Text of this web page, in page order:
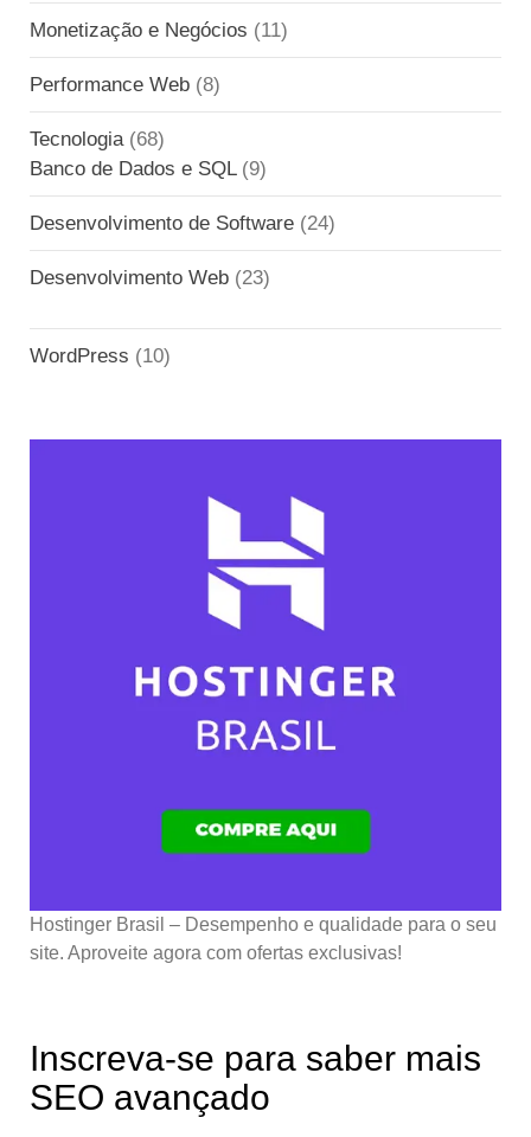
Monetização e Negócios (11)
Performance Web (8)
Tecnologia(68)
Banco de Dados e SQL(9)
Desenvolvimento de Software (24)
Desenvolvimento Web (23)
WordPress (10)
Hostinger Brasil – Desempenho e qualidade para o seu
site. Aproveite agora com ofertas exclusivas!
Inscreva-se para saber mais
SEO avançado